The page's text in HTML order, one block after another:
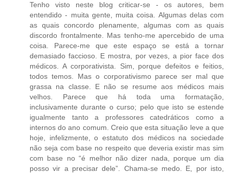
Tenho visto neste blog criticar-se - os autores, bem
entendido - muita gente, muita coisa. Algumas delas com
as quais concordo plenamente, algumas com as quais
discordo frontalmente. Mas tenho-me apercebido de uma
coisa. Parece-me que este espaço se está a tornar
demasiado faccioso. E mostra, por vezes, a pior face dos
médicos. A corporativista. Sim, porque defeitos e feitios,
todos temos. Mas o corporativismo parece ser mal que
grassa na classe. E não se resume aos médicos mais
velhos. Parece que há toda uma formatação,
inclusivamente durante o curso; pelo que isto se estende
igualmente tanto a professores catedráticos como a
internos do ano comum. Creio que esta situação leve a que
hoje, infelizmente, o estatuto dos médicos na sociedade
não seja com base no respeito que deveria existir mas sim
com base no “é melhor não dizer nada, porque um dia
posso vir a precisar dele”. Chama-se medo. E, por isto,